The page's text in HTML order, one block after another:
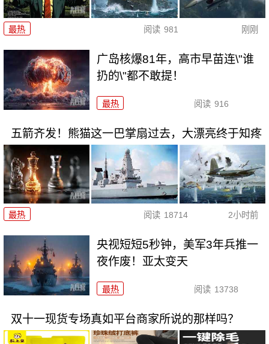
最热 阅读 981 刚刚
广岛核爆81年，高市早苗连\"谁
扔的\"都不敢提！
最热 阅读 916
五箭齐发！熊猫这一巴掌扇过去，大漂亮终于知疼
最热 阅读 18714 2小时前
央视短短5秒钟，美军3年兵推一
夜作废！亚太变天
最热 阅读 13738
双十一现货专场真如平台商家所说的那样吗？